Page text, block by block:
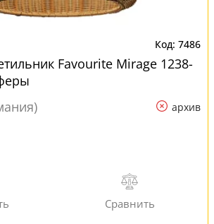
7486
Favourite Mirage 1238-
архив